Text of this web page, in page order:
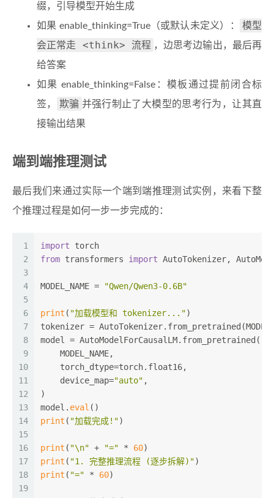
缀，引导模型开始生成
如果 enable_thinking=True（或默认未定义）：
模型
会正常走 <think> 流程 ，边思考边输出，最后再
给答案
如果 enable_thinking=False：模板通过提前闭合标
签，
欺骗 并强行制止了大模型的思考行为，让其直
接输出结果
端到端推理测试
最后我们来通过实际一个端到端推理测试实例，来看下整
个推理过程是如何一步一步完成的：
1
2
3
4
5
6
7
8
9
10
11
12
13
14
15
16
17
18
19
import torch
from transformers import AutoTokenizer,
MODEL_NAME = "Qwen/Qwen3-0.6B"
print ( "加载模型和 tokenizer...")
tokenizer =
model = AutoModelForCausalLM.from_pretrained(
    MODEL_NAME,
    torch_dtype=torch.float16,
    device_map=
"auto" ,
)
model. eval ()
print ( "加载完成!")
print ( "\n" + "=" * 60)
print ( "1. 完整推理流程 (逐步拆解)")
print ( "=" * 60)